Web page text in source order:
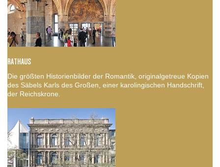
RATHAUS
Die größten Historienbilder der Romantik, originalgetreue Kopien
des Säbels Karls des Großen, einer karolingischen Handschrift,
der Reichskrone.